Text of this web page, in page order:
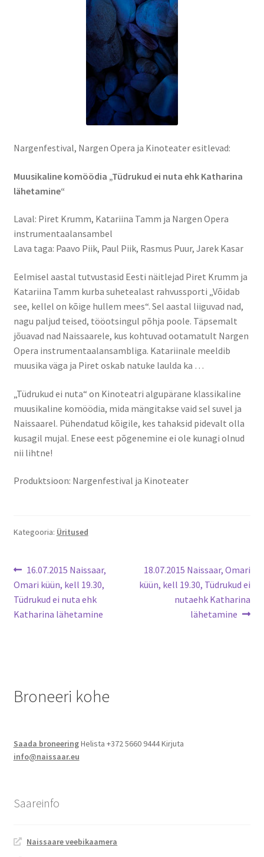
TRANSPORT NAISSAARELE
Glämping
Metsamaja
Sadam
Naissaare sadama ajalugu
Navigatsiooni info
Sadama galerii
Saunad
Saun kaminaruumiga
Saunamaja
Ekskursioonid
Jalgsimatk
Rattamatk
Catering
Nargenfestival, Nargen Opera ja Kinoteater esitlevad:
Muusikaline komöödia „Tüdrukud ei nuta ehk Katharina
lähetamine“
Laval: Piret Krumm, Katariina Tamm ja Nargen Opera
instrumentaalansambel
Lava taga: Paavo Piik, Paul Piik, Rasmus Puur, Jarek Kasar
Eelmisel aastal tutvustasid Eesti näitlejad Piret Krumm ja
Katariina Tamm kurba suhetealast rahvussporti „Võidab
see, kellel on kõige hullem mees“. Sel aastal liiguvad nad,
nagu paljud teised, tööotsingul põhja poole. Täpsemalt
jõuavad nad Naissaarele, kus kohtuvad ootamatult Nargen
Opera instrumentaalansambliga. Katariinale meeldib
muusika väga ja Piret oskab natuke laulda ka …
„Tüdrukud ei nuta“ on Kinoteatri algupärane klassikaline
muusikaline komöödia, mida mängitakse vaid sel suvel ja
Naissaarel. Pühendatud kõigile, kes tahaksid pidevalt olla
kusagil mujal. Enese eest põgenemine ei ole kunagi olnud
nii lihtne!
Produktsioon: Nargenfestival ja Kinoteater
Kategooria: Üritused
Navigeerimine
Eelmine
postitus:
16.07.2015 Naissaar,
Omari küün, kell 19.30,
Tüdrukud ei nuta ehk
Katharina lähetamine
Järgmine
postitus:
18.07.2015 Naissaar, Omari
küün, kell 19.30, Tüdrukud ei
nutaehk Katharina
lähetamine
Broneeri kohe
Saada broneeringHelista +372 5660 9444 Kirjuta
info@naissaar.eu
Saareinfo
Naissaare veebikaamera